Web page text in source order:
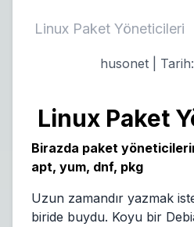
Linux Paket Yöneticileri
husonet| Tarih:
Linux Paket
Birazda paket
apt, yum, dnf, pkg
Uzun zamandır yazmak
biride buydu. Koyu bir